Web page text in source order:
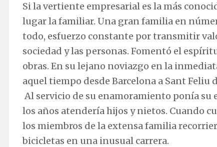
Si la vertiente empresarial es la más
lugar la familiar. Una gran familia en
todo, esfuerzo constante por transmitir
sociedad y las personas. Fomentó el
obras. En su lejano noviazgo en la
aquel tiempo desde Barcelona a Sant Feliu
Al servicio de su enamoramiento ponía su
los años atendería hijos y nietos. Cuando
los miembros de la extensa familia
bicicletas en una inusual carrera.